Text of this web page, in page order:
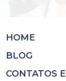
HOME
BLOG
CONTATOS